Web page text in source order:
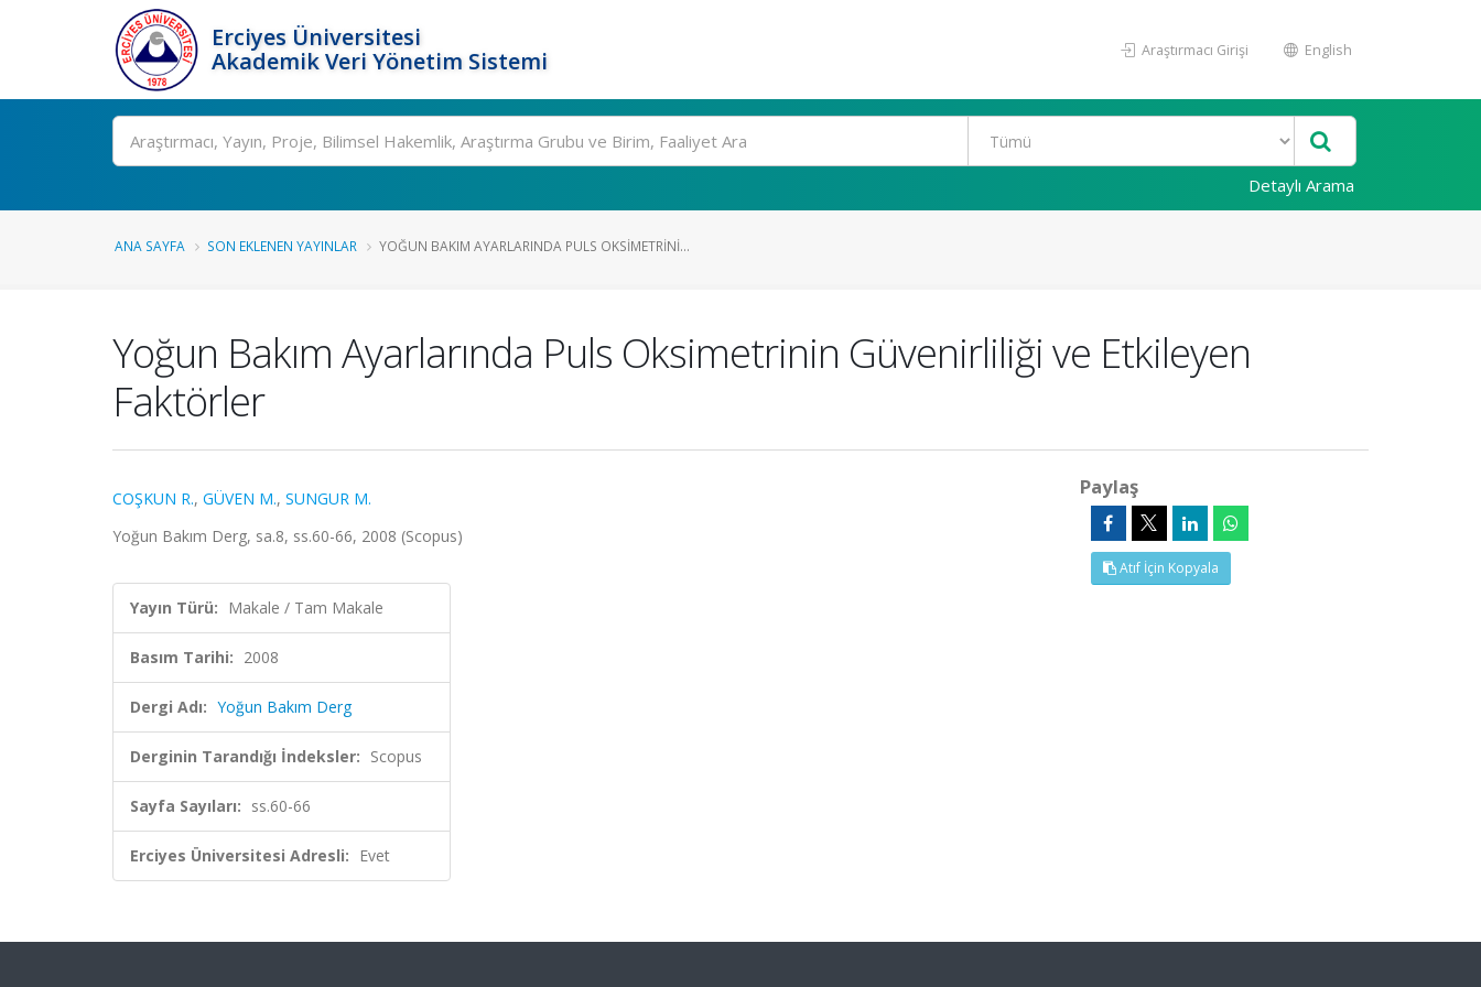
Erciyes Üniversitesi
Akademik Veri Yönetim Sistemi
Araştırmacı Girişi English
Ara
Detaylı Arama
ANA SAYFA SON EKLENEN YAYINLAR YOĞUN BAKIM AYARLARINDA PULS OKSIMETRINI...
Yoğun Bakım Ayarlarında Puls Oksimetrinin Güvenirliliği ve Etkileyen
Faktörler
COŞKUN R., GÜVEN M., SUNGUR M.
Yoğun Bakım Derg, sa.8, ss.60-66, 2008 (Scopus)
Yayın Türü: Makale / Tam Makale
Basım Tarihi: 2008
Dergi Adı: Yoğun Bakım Derg
Derginin Tarandığı İndeksler: Scopus
Sayfa Sayıları: ss.60-66
Erciyes Üniversitesi Adresli: Evet
Paylaş
Atıf İçin Kopyala